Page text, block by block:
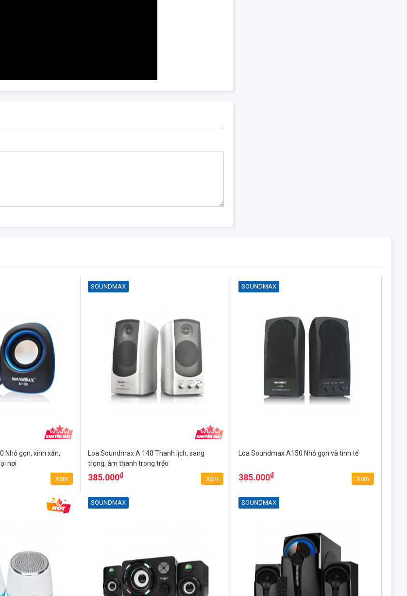
Nhỏ gọn, xinh xắn,
nơi
Xem
SOUNDMAX
Loa Soundmax A 140 Thanh lịch, sang
trọng, âm thanh trong trẻo
385.000₫
Xem
SOUNDMAX
Loa Soundmax A150 Nhỏ gọn và tinh tế
385.000₫
Xem
SOUNDMAX SOUNDMAX